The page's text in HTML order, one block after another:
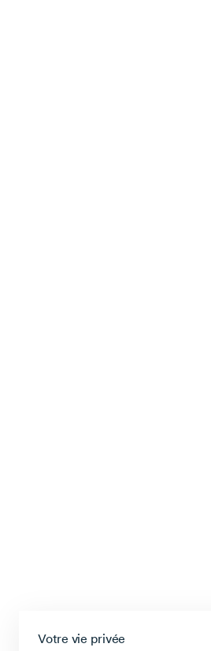
Votre vie privée